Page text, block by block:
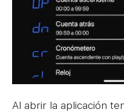
Al abrir la aplicación